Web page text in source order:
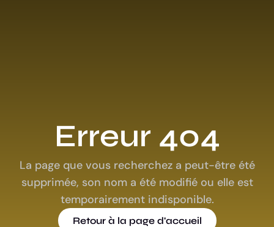
Erreur 404
La page que vous recherchez a peut-être été
supprimée, son nom a été modifié ou elle est
temporairement indisponible.
Retour à la page d'accueil